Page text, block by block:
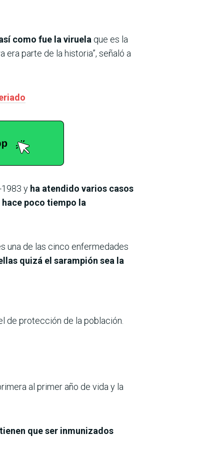
como fue la viruela que es la
parte de la historia”, señaló a
y ha atendido varios casos
poco tiempo la
una de las cinco enfermedades
quizá el sarampión sea la
de protección de la población.
al primer año de vida y la
que ser inmunizados